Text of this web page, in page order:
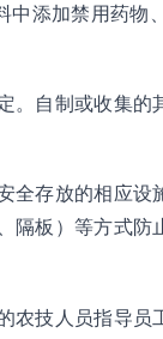
中添加禁用药物
。自制或收集的
全存放的相应
隔板）等方式防
农技人员指导员